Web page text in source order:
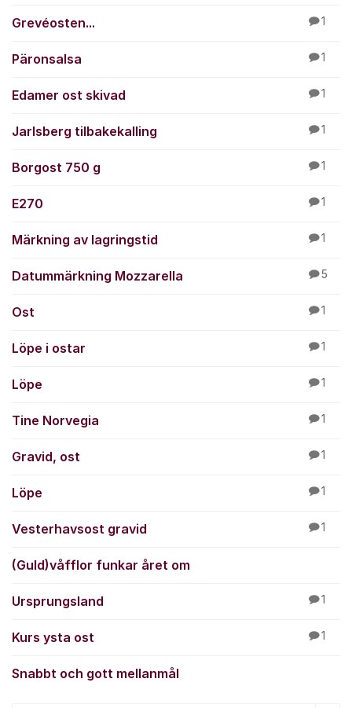
Grevéosten... 1
Päronsalsa 1
Edamer ost skivad 1
Jarlsberg tilbakekalling 1
Borgost 750 g 1
E270 1
Märkning av lagringstid 1
Datummärkning Mozzarella 5
Ost 1
Löpe i ostar 1
Löpe 1
Tine Norvegia 1
Gravid, ost 1
Löpe 1
Vesterhavsost gravid 1
(Guld)våfflor funkar året om
Ursprungsland 1
Kurs ysta ost 1
Snabbt och gott mellanmål